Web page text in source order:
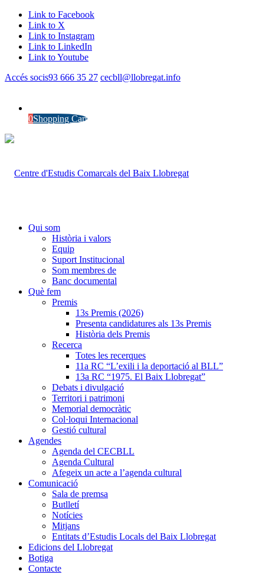
Link to Facebook
Link to X
Link to Instagram
Link to LinkedIn
Link to Youtube
Accés socis93 666 35 27 cecbll@llobregat.info
0Shopping Cart
Qui som
Història i valors
Equip
Suport Institucional
Som membres de
Banc documental
Què fem
Premis
13s Premis (2026)
Presenta candidatures als 13s Premis
Història dels Premis
Recerca
Totes les recerques
11a RC “L’exili i la deportació al BLL”
13a RC “1975. El Baix Llobregat”
Debats i divulgació
Territori i patrimoni
Memorial democràtic
Col·loqui Internacional
Gestió cultural
Agendes
Agenda del CECBLL
Agenda Cultural
Afegeix un acte a l’agenda cultural
Comunicació
Sala de premsa
Butlletí
Notícies
Mitjans
Entitats d’Estudis Locals del Baix Llobregat
Edicions del Llobregat
Botiga
Contacte